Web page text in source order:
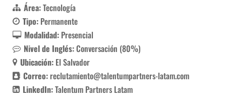
Área:Tecnología
Tipo: Permanente
Modalidad: Presencial
Nivel de Inglés:Conversación (80%)
Ubicación: El Salvador
Correo: reclutamiento@talentumpartners-latam.com
LinkedIn:Talentum Partners Latam